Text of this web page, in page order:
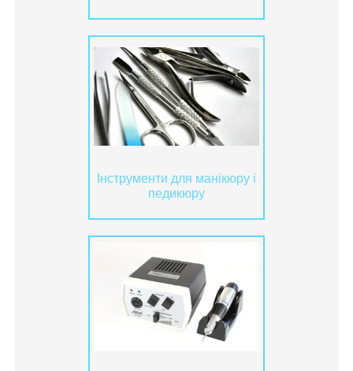
Інструменти для манікюру і
педикюру